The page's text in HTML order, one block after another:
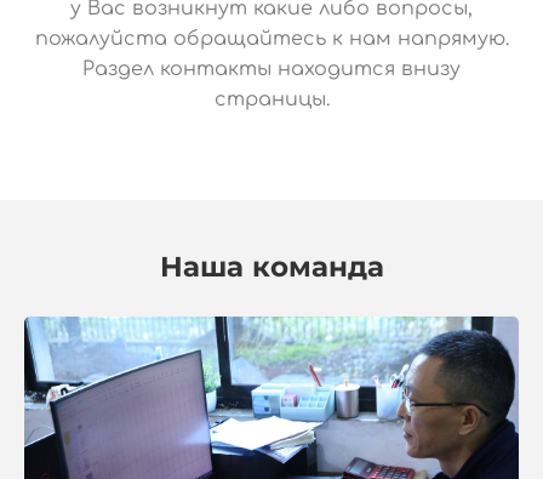
у Вас возникнут какие либо вопросы,
пожалуйста обращайтесь к нам напрямую.
Раздел контакты находится внизу
страницы.
Наша команда